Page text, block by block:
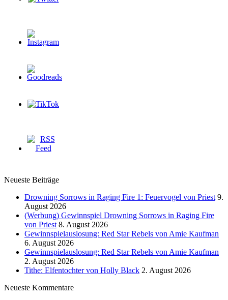
Neueste Beiträge
Drowning Sorrows in Raging Fire 1: Feuervogel von Priest 9.
August 2026
(Werbung) Gewinnspiel Drowning Sorrows in Raging Fire
von Priest 8. August 2026
Gewinnspielauslosung: Red Star Rebels von Amie Kaufman
6. August 2026
Gewinnspielauslosung: Red Star Rebels von Amie Kaufman
2. August 2026
Tithe: Elfentochter von Holly Black 2. August 2026
Neueste Kommentare